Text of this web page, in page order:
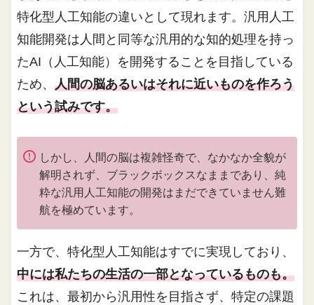
特化型人工知能の違いとして現れます。汎用人工
知能開発は人間と同等な汎用的な知的処理を持っ
たAI（人工知能）を開発することを目指している
ため、人間の脳あるいはそれに近いものを作ろう
という試みです。
しかし、人間の脳は複雑怪奇で、なかなか全貌が
解明されず、ブラックボックスなままであり、純
粋な汎用人工知能の開発はまだできていません難
航を極めています。
一方で、特化型人工知能はすでに実現しており、
中には私たちの生活の一部となっているものも。
これは、最初から汎用性を目指さず、特定の課題